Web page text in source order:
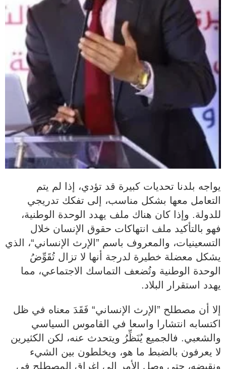
يواجه بلدنا تحديات كبيرة قد تؤدي، إذا لم يتم
التعامل معها بشكل مناسب، إلى تفكك تدريجي
للدولة. وإذا كان هناك ملف يهدد الوحدة الوطنية،
فهو بالتأكيد ملف انتهاكات حقوق الإنسان خلال
التسعينيات، والمعروف باسم ”الإرث الإنساني“، الذي
يشكل معضلة خطيرة لدرجة أنها لا تزال تُقَوِّضُ
الوحدة الوطنية وتُضعف التماسك الاجتماعي، مما
يهدد استقرار البلاد.
إلا أن مصطلح ”الإرث الإنساني“ فَقَدَ معناه في ظل
اكتسابه انتشارا واسعا في القاموس السياسي
والشعبي. فالجميع يُنَظِّرُ ويتحدث عنه، لكن الكثيرين
لا يعرفون بالضبط ما هو، ويخلطون بين الشيء
ونقيضه، حتى وصل الأمر إلى إغراق المصطلح في